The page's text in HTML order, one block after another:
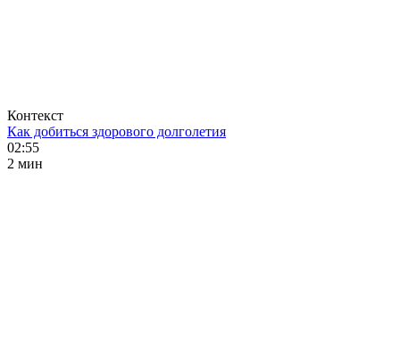
Контекст
Как добиться здорового долголетия
02:55
2 мин